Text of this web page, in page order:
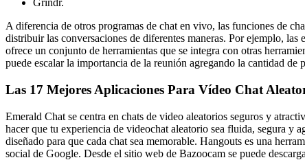
Grindr.
A diferencia de otros programas de chat en vivo, las funciones de
distribuir las conversaciones de diferentes maneras. Por ejemplo, las
ofrece un conjunto de herramientas que se integra con otras
puede escalar la importancia de la reunión agregando la cantidad
Las 17 Mejores Aplicaciones Para Vídeo Chat
Emerald Chat se centra en chats de video aleatorios seguros y
hacer que tu experiencia de videochat aleatorio sea fluida, segura y
diseñado para que cada chat sea memorable. Hangouts es una
social de Google. Desde el sitio web de Bazoocam se puede